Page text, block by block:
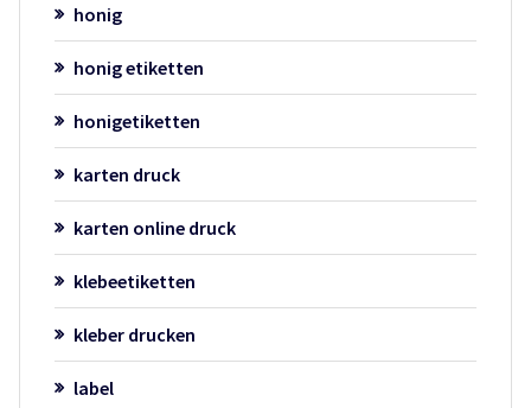
honig
honig etiketten
honigetiketten
karten druck
karten online druck
klebeetiketten
kleber drucken
label